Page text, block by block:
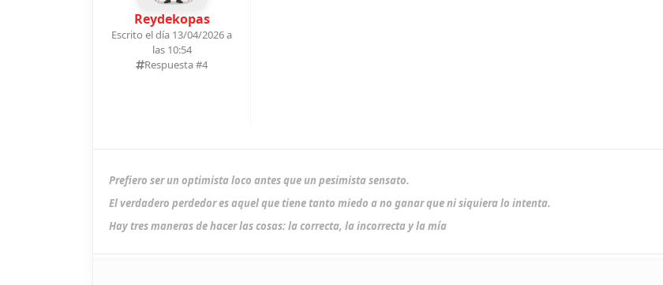
Reydekopas
Escrito el día 13/04/2026 a
las 10:54
Respuesta #4
Prefiero ser un optimista loco antes que un pesimista sensato.
El verdadero perdedor es aquel que tiene tanto miedo a no ganar que ni siquiera lo intenta.
Hay tres maneras de hacer las cosas: la correcta, la incorrecta y la mía